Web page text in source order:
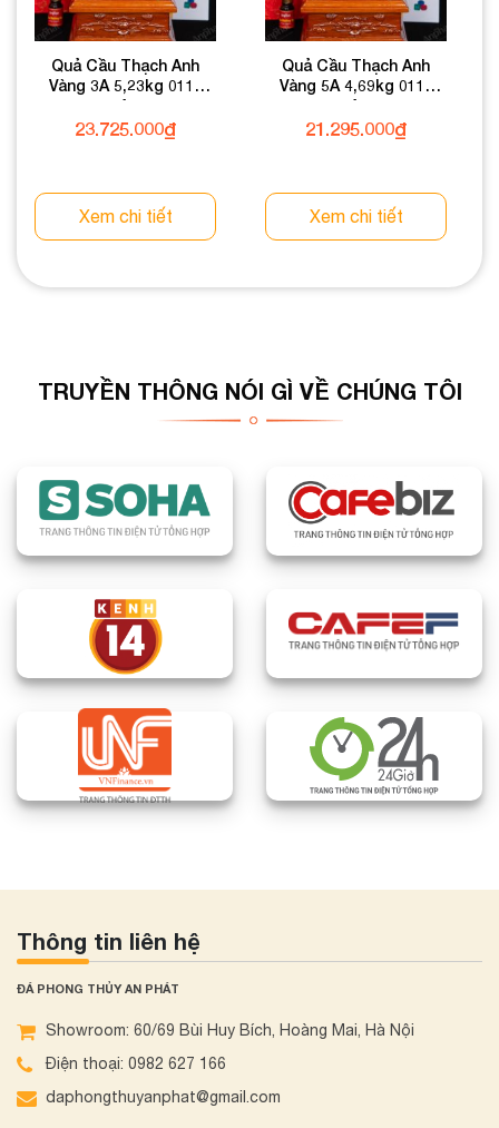
Quả Cầu Thạch Anh
Vàng 3A 5,23kg 011-
0913A-5,23
23.725.000₫
Xem chi tiết
Quả Cầu Thạch Anh
Vàng 5A 4,69kg 011-
0915A-4,69
21.295.000₫
Xem chi tiết
TRUYỀN THÔNG NÓI GÌ VỀ CHÚNG TÔI
Thông tin liên hệ
ĐÁ PHONG THỦY AN PHÁT
Showroom: 60/69 Bùi Huy Bích, Hoàng Mai, Hà Nội
Điện thoại: 0982 627 166
daphongthuyanphat@gmail.com